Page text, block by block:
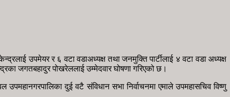
उपमेयर र ६ वटा वडाअध्यक्ष तथा जनमुक्ति पार्टीलाई ४ वटा वडा अध्यक्ष
जगतबहादुर पोखरेललाई उम्मेदवार घोषणा गरिएको छ।
दुई वटै संविधान सभा निर्वाचनमा एमाले उपमहासचिव विष्णु